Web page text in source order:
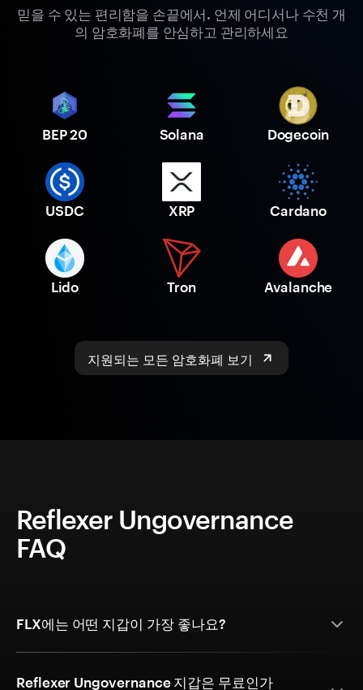
믿을 수 있는 편리함을 손끝에서. 언제 어디서나 수천 개
의 암호화폐를 안심하고 관리하세요
BEP 20 Solana Dogecoin
USDC XRP Cardano
Lido Tron Avalanche
지원되는 모든 암호화폐 보기
Reflexer Ungovernance
FAQ
FLX에는 어떤 지갑이 가장 좋나요?
Reflexer Ungovernance 지갑은 무료인가